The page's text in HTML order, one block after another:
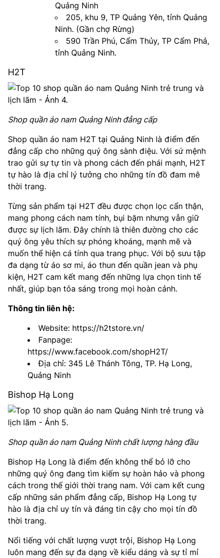
Quảng Ninh
205, khu 9, TP Quảng Yên, tỉnh Quảng
Ninh. (Gần chợ Rừng)
590 Trần Phú, Cẩm Thủy, TP Cẩm Phả,
tỉnh Quảng Ninh.
H2T
Shop quần áo nam Quảng Ninh đẳng cấp
Shop quần áo nam H2T tại Quảng Ninh là điểm đến
đẳng cấp cho những quý ông sành điệu. Với sứ mệnh
trao gửi sự tự tin và phong cách đến phái mạnh, H2T
tự hào là địa chỉ lý tưởng cho những tín đồ đam mê
thời trang.
Từng sản phẩm tại H2T đều được chọn lọc cẩn thận,
mang phong cách nam tính, bụi bặm nhưng vẫn giữ
được sự lịch lãm. Đây chính là thiên đường cho các
quý ông yêu thích sự phóng khoáng, mạnh mẽ và
muốn thể hiện cá tính qua trang phục. Với bộ sưu tập
đa dạng từ áo sơ mi, áo thun đến quần jean và phụ
kiện, H2T cam kết mang đến những lựa chọn tinh tế
nhất, giúp bạn tỏa sáng trong mọi hoàn cảnh.
Thông tin liên hệ:
Website: https://h2tstore.vn/
Fanpage:
https://www.facebook.com/shopH2T/
Địa chỉ: 345 Lê Thánh Tông, TP. Hạ Long,
Quảng Ninh
Bishop Hạ Long
Shop quần áo nam Quảng Ninh chất lượng hàng đầu
Bishop Hạ Long là điểm đến không thể bỏ lỡ cho
những quý ông đang tìm kiếm sự hoàn hảo và phong
cách trong thế giới thời trang nam. Với cam kết cung
cấp những sản phẩm đẳng cấp, Bishop Hạ Long tự
hào là địa chỉ uy tín và đáng tin cậy cho mọi tín đồ
thời trang.
Nổi tiếng với chất lượng vượt trội, Bishop Hạ Long
luôn mang đến sự đa dạng về kiểu dáng và sự tỉ mỉ